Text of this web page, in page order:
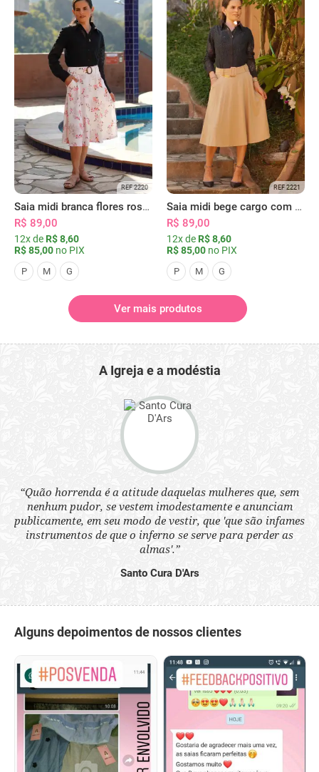
REF 2220
Saia midi branca flores rosas com bolsos
R$ 89,00
12x de R$ 8,60
R$ 85,00 no PIX
P M G
REF 2221
Saia midi bege cargo com bolsos
R$ 89,00
12x de R$ 8,60
R$ 85,00 no PIX
P M G
Ver mais produtos
A Igreja e a modéstia
“Quão horrenda é a atitude daquelas mulheres que, sem
nenhum pudor, se vestem imodestamente e anunciam
publicamente, em seu modo de vestir, que 'que são infames
instrumentos de que o inferno se serve para perder as
almas'.”
Santo Cura D'Ars
Alguns depoimentos de nossos clientes